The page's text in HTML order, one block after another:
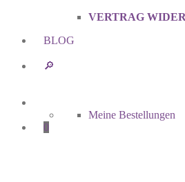
VERTRAG
BLOG
🔎︎
Meine Bestellungen
0